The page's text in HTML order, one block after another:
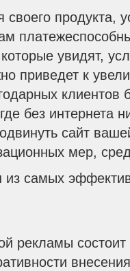
продукта,
увидят,
приведет к
клиентов
без интернета
сайт
мер,
из самых
рекламы